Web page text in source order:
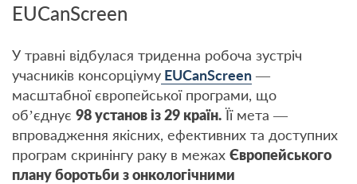
EUCanScreen
У травні відбулася триденна робоча зустріч
учасників консорціуму EUCanScreen —
масштабної європейської програми, що
об’єднує 98 установ із 29 країн.Її мета —
впровадження якісних, ефективних та доступних
програм скринінгу раку в межах Європейського
плану боротьби з онкологічними